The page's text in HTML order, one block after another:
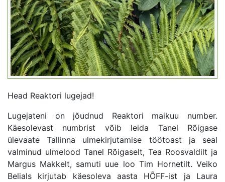
Head Reaktori lugejad!
Lugejateni on jõudnud Reaktori maikuu number.
Käesolevast numbrist võib leida Tanel Rõigase
ülevaate Tallinna ulmekirjutamise töötoast ja seal
valminud ulmelood Tanel Rõigaselt, Tea Roosvaldilt ja
Margus Makkelt, samuti uue loo Tim Hornetilt. Veiko
Belials kirjutab käesoleva aasta HÕFF-ist ja Laura